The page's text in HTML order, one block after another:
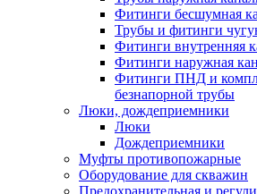
Фитинги бесшумная
Трубы и фитинги
Фитинги внутренняя
Фитинги наружная
Фитинги ПНД и
безнапорной трубы
Люки, дождеприемники
Люки
Дождеприемники
Муфты противопожарные
Оборудование для скважин
Предохранительная и